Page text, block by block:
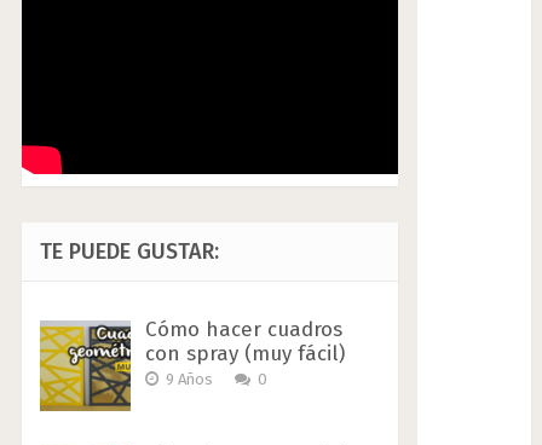
TE PUEDE GUSTAR:
Cómo hacer cuadros
con spray (muy fácil)
9 Años 0